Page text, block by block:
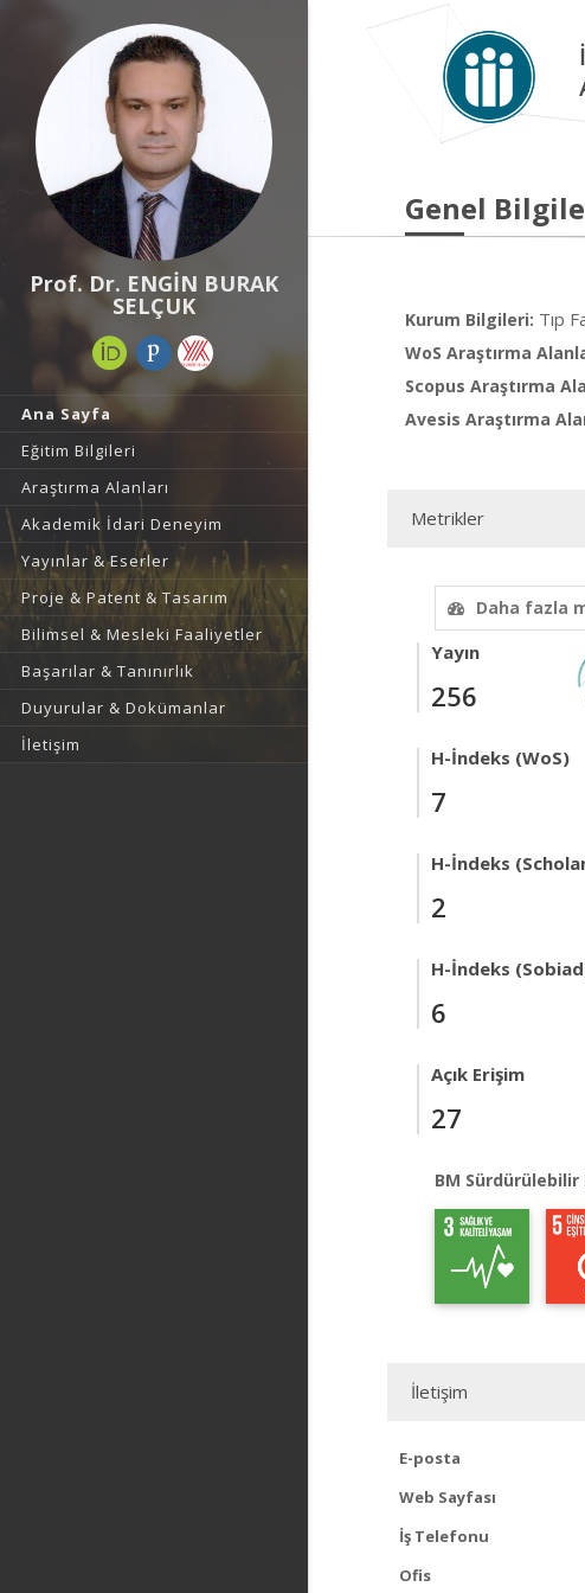
Prof. Dr. ENGİN BURAK
SELÇUK
Ana Sayfa
Eğitim Bilgileri
Araştırma Alanları
Akademik İdari Deneyim
Yayınlar & Eserler
Proje & Patent & Tasarım
Bilimsel & Mesleki Faaliyetler
Başarılar & Tanınırlık
Duyurular & Dokümanlar
İletişim
Genel
Kurum Bilgileri: Tıp
WoS Araştırma
Scopus Araştırma
Avesis Araştırma
Metrikler
Daha fazla
Yayın
256
H-İndeks (WoS)
7
H-İndeks
2
H-İndeks
6
Açık Erişim
27
BM Sürdürülebilir
İletişim
E-posta
Web Sayfası
İş Telefonu
Ofis